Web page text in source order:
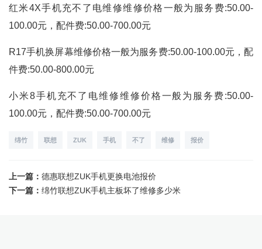
红米4X手机充不了电维修维修价格一般为服务费:50.00-
100.00元，配件费:50.00-700.00元
R17手机换屏幕维修价格一般为服务费:50.00-100.00元，配
件费:50.00-800.00元
小米8手机充不了电维修维修价格一般为服务费:50.00-
100.00元，配件费:50.00-700.00元
绵竹 联想 ZUK 手机 不了 维修 报价
上一篇： 德惠联想ZUK手机更换电池报价
下一篇： 绵竹联想ZUK手机主板坏了维修多少米